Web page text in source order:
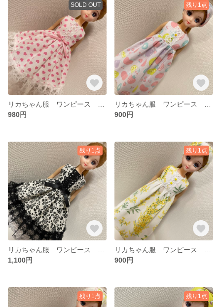
SOLD OUT
980円
残り1点
900円
残り1点
1,100円
残り1点
900円
残り1点 残り1点